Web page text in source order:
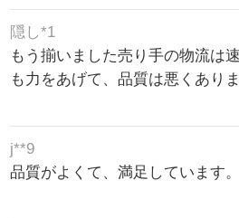
隠し*1
もう揃いました売り手の物流は
も力をあげて、品質は悪くありま
j**9
品質がよくて、満足しています。